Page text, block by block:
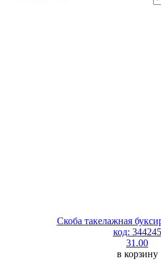
Скоба такелажная
код: 344245
31.00
в корзину